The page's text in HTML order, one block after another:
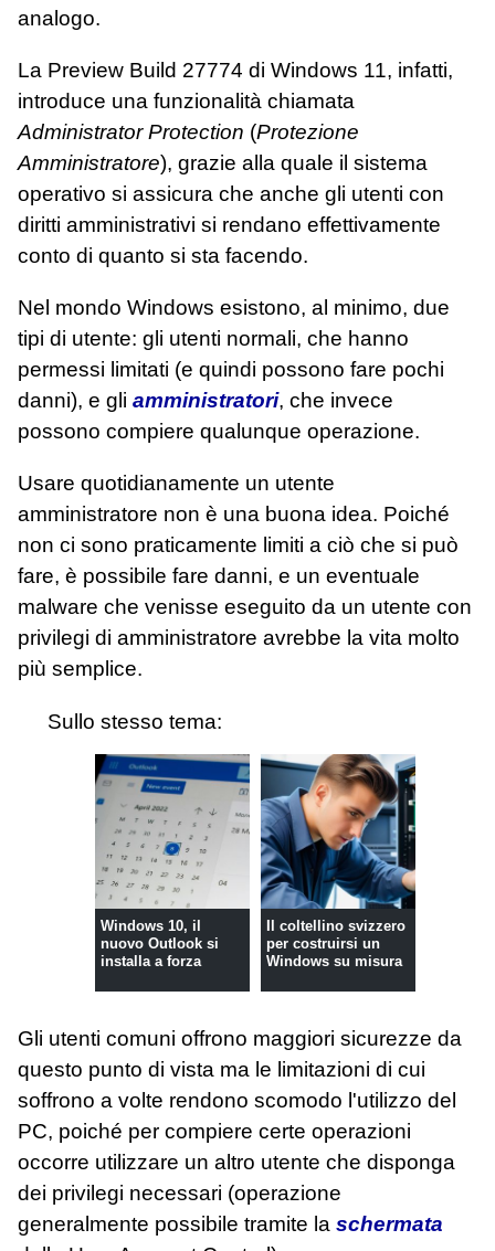
analogo.
La Preview Build 27774 di Windows 11, infatti,
introduce una funzionalità chiamata
Administrator Protection (Protezione
Amministratore), grazie alla quale il sistema
operativo si assicura che anche gli utenti con
diritti amministrativi si rendano effettivamente
conto di quanto si sta facendo.
Nel mondo Windows esistono, al minimo, due
tipi di utente: gli utenti normali, che hanno
permessi limitati (e quindi possono fare pochi
danni), e gli amministratori, che invece
possono compiere qualunque operazione.
Usare quotidianamente un utente
amministratore non è una buona idea. Poiché
non ci sono praticamente limiti a ciò che si può
fare, è possibile fare danni, e un eventuale
malware che venisse eseguito da un utente con
privilegi di amministratore avrebbe la vita molto
più semplice.
Sullo stesso tema:
Windows 10, il
nuovo Outlook si
installa a forza
Il coltellino svizzero
per costruirsi un
Windows su misura
Gli utenti comuni offrono maggiori sicurezze da
questo punto di vista ma le limitazioni di cui
soffrono a volte rendono scomodo l'utilizzo del
PC, poiché per compiere certe operazioni
occorre utilizzare un altro utente che disponga
dei privilegi necessari (operazione
generalmente possibile tramite la schermata